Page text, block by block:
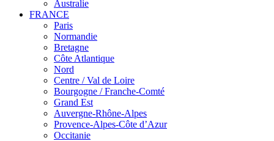
Australie
FRANCE
Paris
Normandie
Bretagne
Côte Atlantique
Nord
Centre / Val de Loire
Bourgogne / Franche-Comté
Grand Est
Auvergne-Rhône-Alpes
Provence-Alpes-Côte d’Azur
Occitanie